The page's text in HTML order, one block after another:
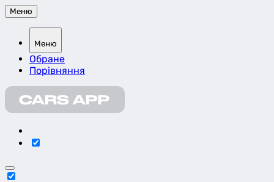
Меню
Меню
Обране
Порівняння